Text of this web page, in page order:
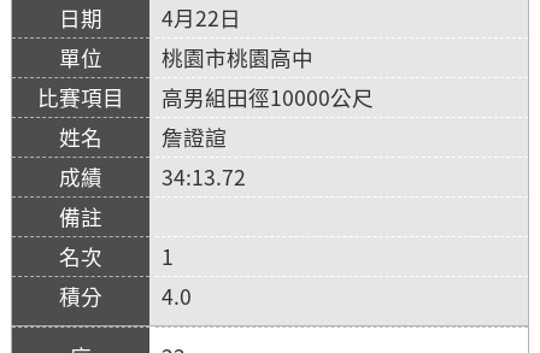
4月22日
桃園市桃園高中
高男組田徑10000公尺
詹證諠
34:13.72
1
4.0